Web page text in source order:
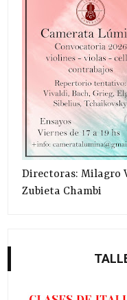
Directoras: Milagro
Zubieta Chambi